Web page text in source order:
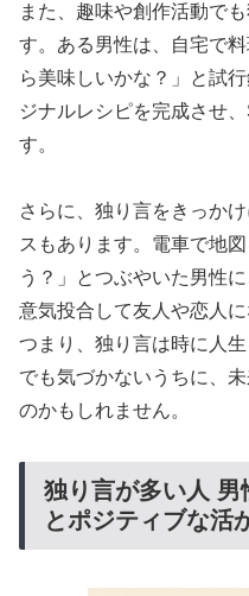
また、趣味や創作活動で
す。ある男性は、自宅で
ら美味しいかな？」と試
ジナルレシピを完成させ
す。
さらに、独り言をきっか
スもあります。電車で地
う？」とつぶやいた男性
意気投合して友人や恋人に
つまり、独り言は時に人
でも気づかないうちに、
のかもしれません。
独り言が多い人
とポジティブな活